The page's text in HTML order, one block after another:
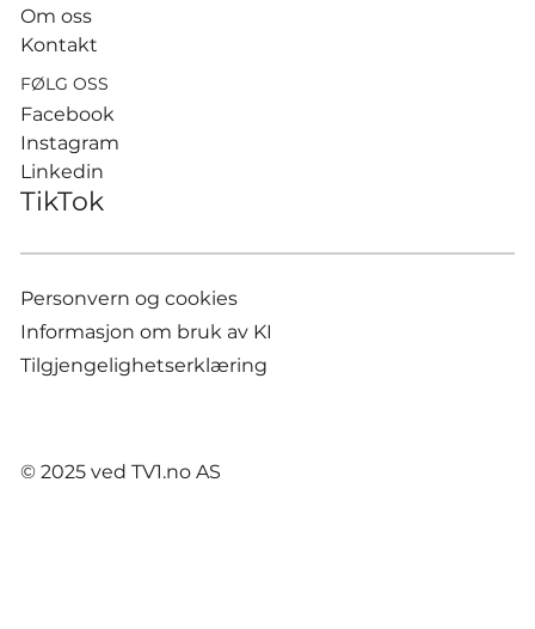
Om oss
Kontakt
FØLG OSS
Facebook
Instagram
Linkedin
TikTok
Personvern og cookies
Informasjon om bruk av KI
Tilgjengelighetserklæring
© 2025 ved TV1.no AS